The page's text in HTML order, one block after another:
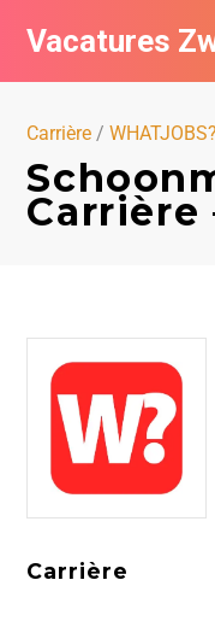
Vacatures
Carrière /WHATJOBS?
Carrière
Carrière
Vacatures per bedrijf
Nieuwsbrief feed